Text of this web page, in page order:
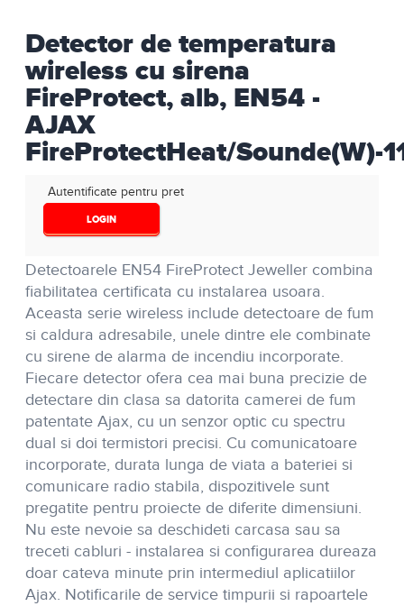
Detector de temperatura
wireless cu sirena
FireProtect, alb, EN54 -
AJAX
FireProtectHeat/Sounde(W)-
Autentificate pentru pret
LOGIN
Detectoarele EN54 FireProtect Jeweller combina
fiabilitatea certificata cu instalarea usoara.
Aceasta serie wireless include detectoare de fum
si caldura adresabile, unele dintre ele combinate
cu sirene de alarma de incendiu incorporate.
Fiecare detector ofera cea mai buna precizie de
detectare din clasa sa datorita camerei de fum
patentate Ajax, cu un senzor optic cu spectru
dual si doi termistori precisi. Cu comunicatoare
incorporate, durata lunga de viata a bateriei si
comunicare radio stabila, dispozitivele sunt
pregatite pentru proiecte de diferite dimensiuni.
Nu este nevoie sa deschideti carcasa sau sa
treceti cabluri - instalarea si configurarea dureaza
doar cateva minute prin intermediul aplicatiilor
Ajax. Notificarile de service timpurii si rapoartele